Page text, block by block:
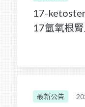
17-
17氫氧根
最新公告